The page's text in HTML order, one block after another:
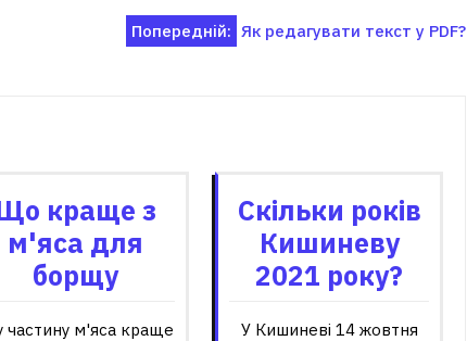
Попередній: Як редагувати текст у PDF?
краще з
м'яса для
борщу
частину м'яса краще
Скільки років
Кишиневу
2021 року?
У Кишиневі 14 жовтня